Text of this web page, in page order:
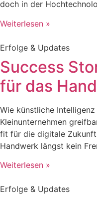
doch in der
Weiterlesen »
Erfolge & Updates
Success
für das
Wie künstliche
Kleinunternehmen
fit für die digitale
Handwerk längst kein
Weiterlesen »
Erfolge & Updates